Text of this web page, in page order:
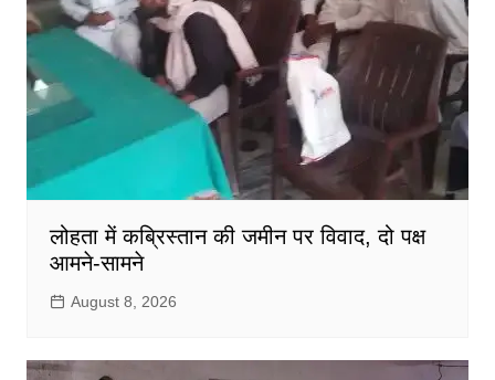
लोहता में कब्रिस्तान की जमीन पर विवाद, दो पक्ष
आमने-सामने
August 8, 2026